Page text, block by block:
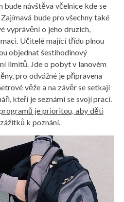
návštěva včelnice kde se
bude pro všechny také
vyprávění o jeho druzích,
Učitelé mající třídu plnou
objednat šestihodinový
limitů. Jde o pobyt v lanovém
pro odvážné je připravena
věže a na závěr se setkají
kteří je seznámí se svojí prací.
je prioritou, aby děti
k poznání.